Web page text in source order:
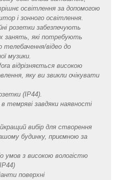
освітлення за допомогою
і зонного освітлення.
розетки забезпечують
занять, які потребують
телебачення/відео до
музики.
відрізняється високою
яку ви звикли очікувати
(IP44).
темряві завдяки наявності
вибір для створення
будинку, приємною за
умов з високою вологістю
поверхні